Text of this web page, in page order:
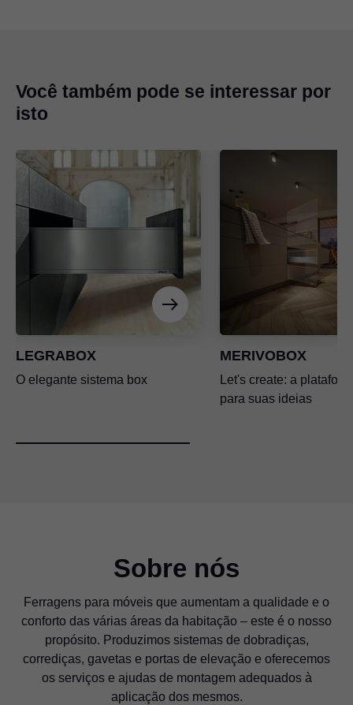
Você também pode se interessar por
isto
LEGRABOX
O elegante sistema box
MERIVOBOX
Let's create: a
para suas ideias
Sobre nós
Ferragens para móveis que aumentam a qualidade e o
conforto das várias áreas da habitação – este é o nosso
propósito. Produzimos sistemas de dobradiças,
corrediças, gavetas e portas de elevação e oferecemos
os serviços e ajudas de montagem adequados à
aplicação dos mesmos.